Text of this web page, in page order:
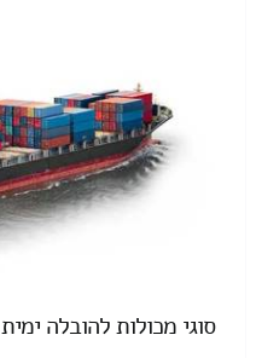
סוגי מכולות להובלה ימית